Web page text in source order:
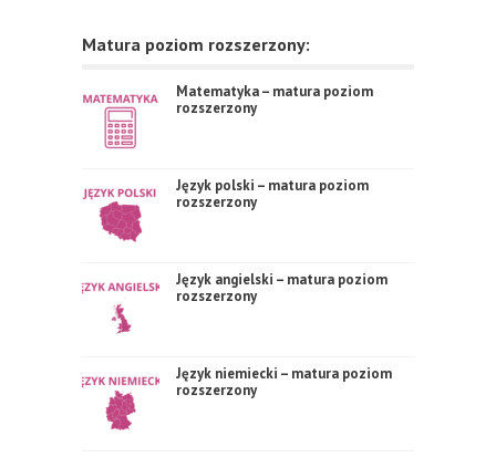
Matura poziom rozszerzony:
Matematyka – matura poziom
rozszerzony
Język polski – matura poziom
rozszerzony
Język angielski – matura poziom
rozszerzony
Język niemiecki – matura poziom
rozszerzony